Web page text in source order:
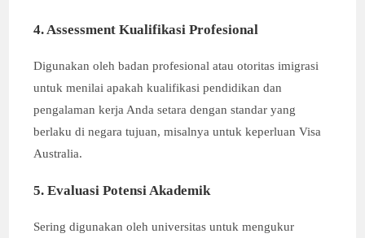
4. Assessment Kualifikasi Profesional
Digunakan oleh badan profesional atau otoritas imigrasi
untuk menilai apakah kualifikasi pendidikan dan
pengalaman kerja Anda setara dengan standar yang
berlaku di negara tujuan, misalnya untuk keperluan Visa
Australia.
5. Evaluasi Potensi Akademik
Sering digunakan oleh universitas untuk mengukur